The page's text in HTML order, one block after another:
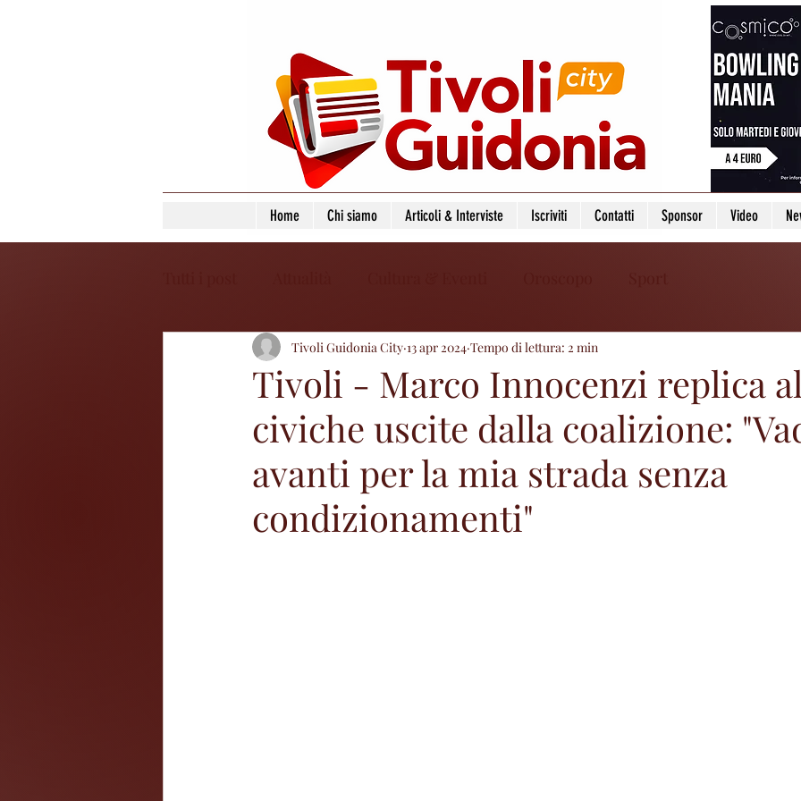
Home Chi siamo Articoli & Interviste Iscriviti Contatti Sponsor Video
Tivoli - Marco Innocenzi replica
civiche uscite dalla coalizione:
avanti per la mia strada senza
condizionamenti"
Tivoli Guidonia City 13 apr 2024 Tempo di lettura: 2 min